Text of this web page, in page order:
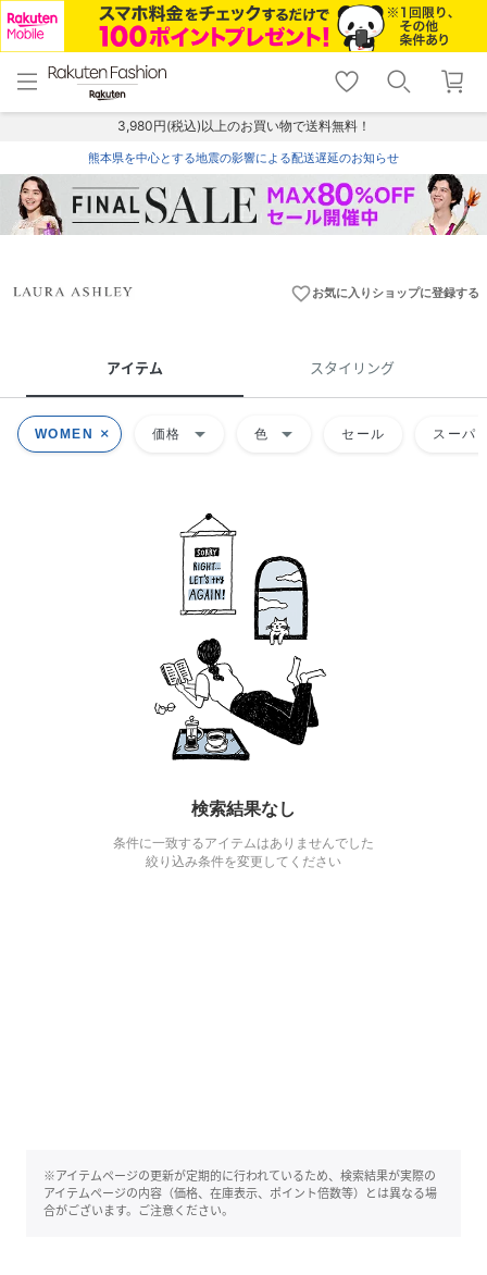
menu home
トップ
shopping_cart lock_outline
ログイン
3,980円(税込)以上のお買い物で送料無料！
熊本県を中心とする地震の影響による配送遅延のお知らせ
favorite_borderお気に入りショップに登録する
アイテム スタイリング
WOMEN 価格 arrow_drop_down 色 arrow_drop_down セール スーパ
検索結果なし
条件に一致するアイテムはありませんでした
絞り込み条件を変更してください
※アイテムページの更新が定期的に行われているため、検索結果が実際の
アイテムページの内容（価格、在庫表示、ポイント倍数等）とは異なる場
合がございます。ご注意ください。